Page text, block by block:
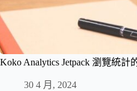
Koko Analytics Jetpack 瀏覽統計
30 4 月, 2024